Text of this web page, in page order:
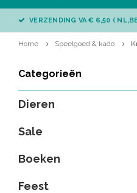
VERZENDING VA € 6,50 (
Home Speelgoed & kado
Categorieën
Dieren
Sale
Boeken
Feest